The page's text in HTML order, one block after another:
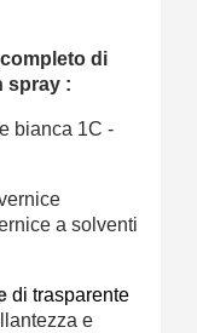
di
spray :
bianca 1C -
a solventi
di trasparente
e